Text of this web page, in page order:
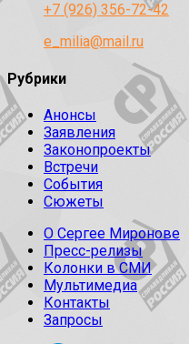
+7 (926) 356-72-42
e_milia@mail.ru
Рубрики
Анонсы
Заявления
Законопроекты
Встречи
События
Сюжеты
О Сергее Миронове
Пресс-релизы
Колонки в СМИ
Мультимедиа
Контакты
Запросы